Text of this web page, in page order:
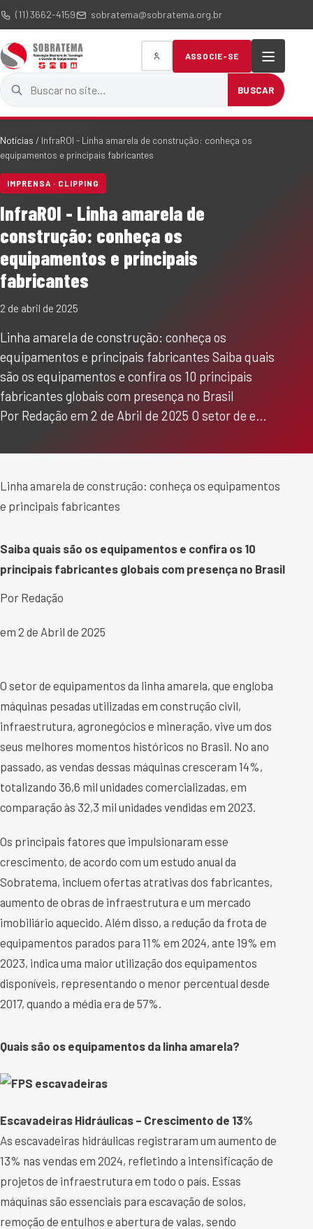
(11) 3662-4159 sobratema@sobratema.org.br
Buscar no site
BUSCAR
ASSOCIE-SE
Notícias / InfraROI - Linha amarela de construção: conheça os
equipamentos e principais fabricantes
IMPRENSA · CLIPPING
InfraROI - Linha amarela de
construção: conheça os
equipamentos e principais
fabricantes
2 de abril de 2025
Linha amarela de construção: conheça os
equipamentos e principais fabricantes Saiba quais
são os equipamentos e confira os 10 principais
fabricantes globais com presença no Brasil
Por Redação em 2 de Abril de 2025 O setor de e…
Linha amarela de construção: conheça os equipamentos
e principais fabricantes
Saiba quais são os equipamentos e confira os 10
principais fabricantes globais com presença no Brasil
Por Redação
em 2 de Abril de 2025
O setor de equipamentos da linha amarela, que engloba
máquinas pesadas utilizadas em construção civil,
infraestrutura, agronegócios e mineração, vive um dos
seus melhores momentos históricos no Brasil. No ano
passado, as vendas dessas máquinas cresceram 14%,
totalizando 36,6 mil unidades comercializadas, em
comparação às 32,3 mil unidades vendidas em 2023.
Os principais fatores que impulsionaram esse
crescimento, de acordo com um estudo anual da
Sobratema, incluem ofertas atrativas dos fabricantes,
aumento de obras de infraestrutura e um mercado
imobiliário aquecido. Além disso, a redução da frota de
equipamentos parados para 11% em 2024, ante 19% em
2023, indica uma maior utilização dos equipamentos
disponíveis, representando o menor percentual desde
2017, quando a média era de 57%.
Quais são os equipamentos da linha amarela?
Escavadeiras Hidráulicas – Crescimento de 13%
As escavadeiras hidráulicas registraram um aumento de
13% nas vendas em 2024, refletindo a intensificação de
projetos de infraestrutura em todo o país. Essas
máquinas são essenciais para escavação de solos,
remoção de entulhos e abertura de valas, sendo